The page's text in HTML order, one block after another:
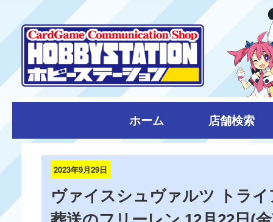
ホーム 店舗検索
2023年9月29日
ヴァイスシュヴァルツ トラ